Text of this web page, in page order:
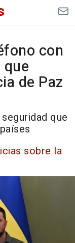
con
de Paz
que
sobre la